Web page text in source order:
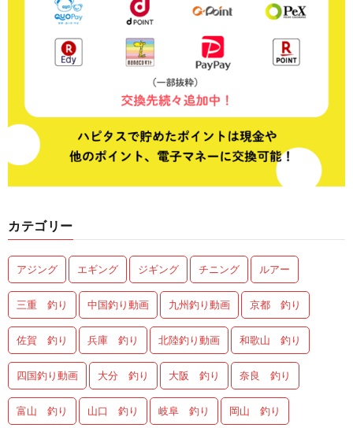
カテゴリー
アジング エギング ジギング チニング ルアー
三重 釣り 中国釣り動画 九州釣り動画 京都 釣り
佐賀 釣り 兵庫 釣り 北陸釣り動画 和歌山 釣り
四国釣り動画 大分 釣り 大阪 釣り 奈良 釣り
富山 釣り 山口 釣り 岐阜 釣り 岡山 釣り